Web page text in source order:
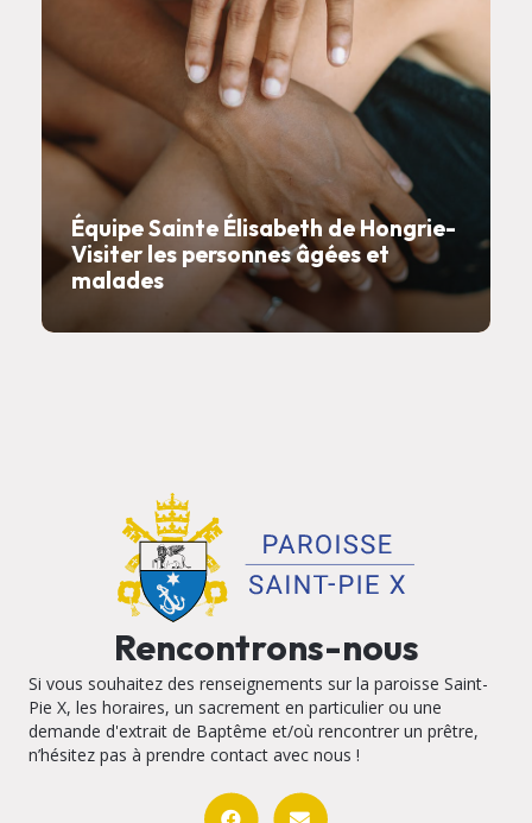
Équipe Sainte Élisabeth de Hongrie-
Visiter les personnes âgées et
malades
Rencontrons-nous
Si vous souhaitez des renseignements sur la paroisse Saint-
Pie X, les horaires, un sacrement en particulier ou une
demande d'extrait de Baptême et/où rencontrer un prêtre,
n’hésitez pas à prendre contact avec nous !